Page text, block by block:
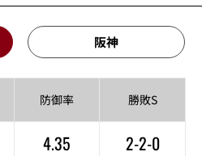
阪神
防御率 勝敗S
4.35 2-2-0